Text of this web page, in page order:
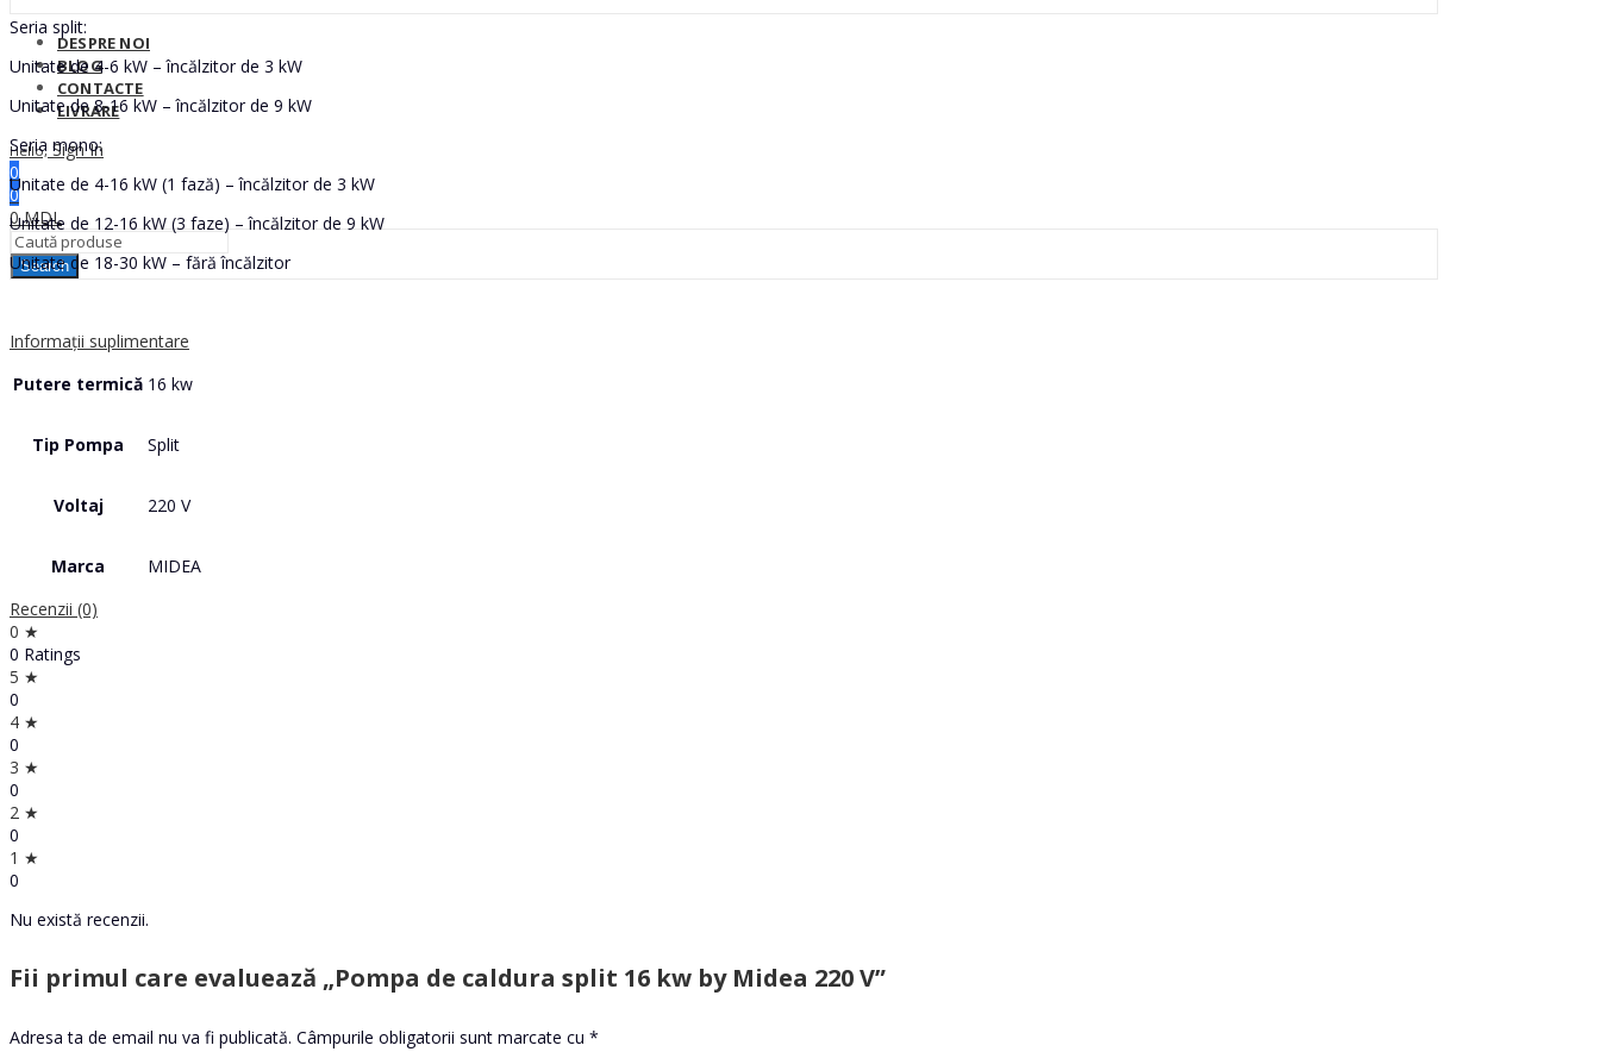
DESPRE NOI
BLOG
CONTACTE
LIVRARE
Hello, Sign In
0
0
0MDL
Search
Seria split:
Unitate de 4-6 kW – încălzitor de 3 kW
Unitate de 8-16 kW – încălzitor de 9 kW
Seria mono:
Unitate de 4-16 kW (1 fază) – încălzitor de 3 kW
Unitate de 12-16 kW (3 faze) – încălzitor de 9 kW
Unitate de 18-30 kW – fără încălzitor
Informații suplimentare
Putere termică 16 kw
Tip Pompa Split
Voltaj 220 V
Marca
MIDEA
Recenzii (0)
0 ★
0 Ratings
5 ★
0
4 ★
0
3 ★
0
2 ★
0
1 ★
0
Nu există recenzii.
Fii primul care evaluează „Pompa de caldura split 16 kw by Midea 220 V”
Adresa ta de email nu va fi publicată. Câmpurile obligatorii sunt marcate cu *